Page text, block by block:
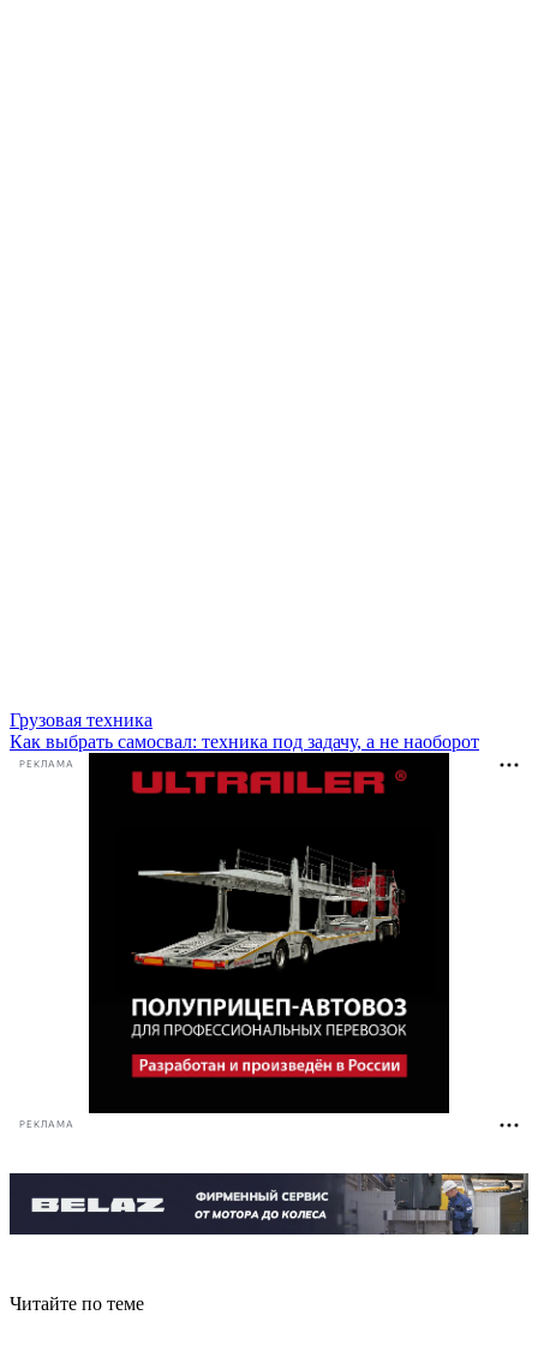
Грузовая техника
Как выбрать самосвал: техника под задачу, а не наоборот
РЕКЛАМА
РЕКЛАМА
Читайте по теме